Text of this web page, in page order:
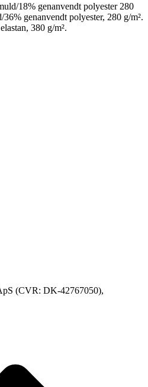
18% genanvendt polyester 280
genanvendt polyester, 280 g/m².
380 g/m².
(CVR: DK-42767050),